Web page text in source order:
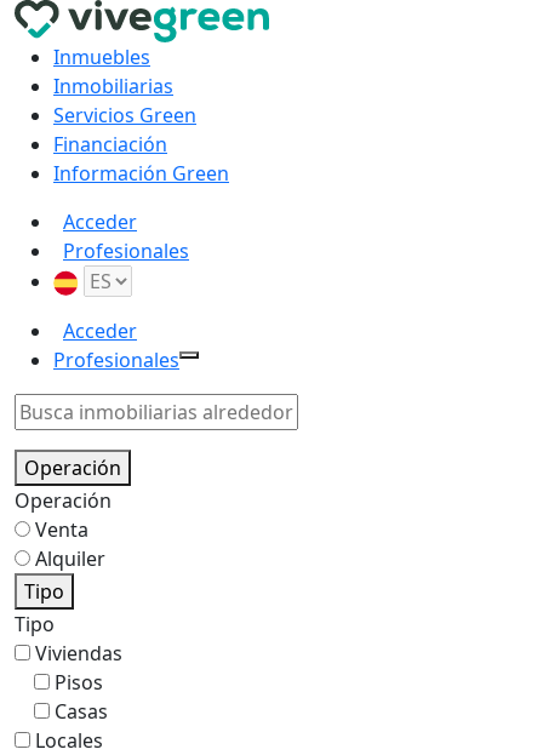
Inmuebles
Inmobiliarias
Servicios Green
Financiación
Información Green
Acceder
Profesionales
Acceder
Profesionales
Operación
Operación
Venta
Alquiler
Tipo
Tipo
Viviendas
Pisos
Casas
Locales